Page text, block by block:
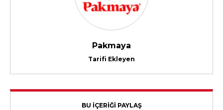
Pakmaya
Tarifi Ekleyen
BU İÇERİĞİ PAYLAŞ